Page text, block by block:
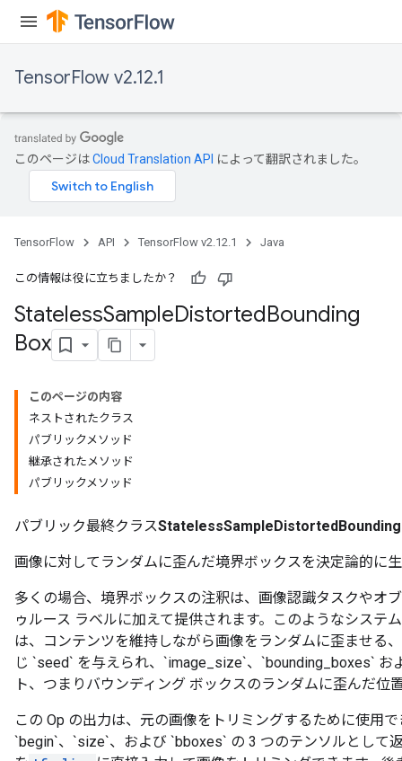
TensorFlow v2.12.1
このページはCloud Translation API によって翻訳されました。
TensorFlow API TensorFlow v2.12.1 Java
この情報は役に立ちましたか？
StatelessSampleDistortedBounding
Box
このページの内容
ネストされたクラス
パブリックメソッド
継承されたメソッド
パブリックメソッド
パブリック最終クラス
画像に対してランダムに歪んだ境界ボックスを決定論的に
多くの場合、境界ボックスの注釈は、画像認識タスクやオ
ゥルース ラベルに加えて提供されます。このようなシステ
は、コンテンツを維持しながら画像をランダムに歪ませる
じ `seed` を与えられ、`image_size`、`bounding_boxes`
ト、つまりバウンディング ボックスのランダムに歪んだ位
この Op の出力は、元の画像をトリミングするために使用
`begin`、`size`、および `bboxes` の 3 つのテンソルとして